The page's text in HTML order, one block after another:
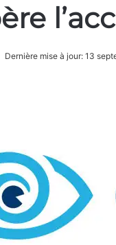
Dernière mise à jour: 13